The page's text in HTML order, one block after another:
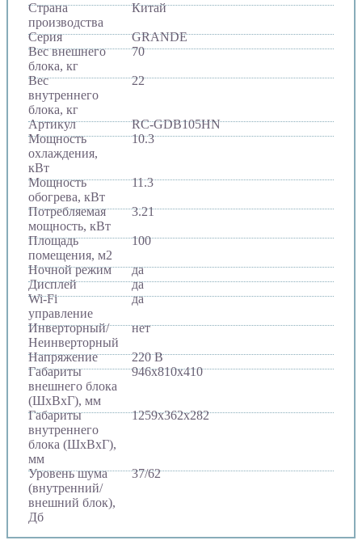
Страна
производства
Китай
Серия
GRANDE
Вес внешнего
блока, кг
70
Вес
внутреннего
блока, кг
22
Артикул
RC-GDB105HN
Мощность
охлаждения,
кВт
10.3
Мощность
обогрева, кВт
11.3
Потребляемая
мощность, кВт
3.21
Площадь
помещения, м2
100
Ночной режим
да
Дисплей
да
Wi-Fi
управление
да
Инверторный/
Неинверторный
нет
Напряжение
220 В
Габариты
внешнего блока
(ШхВхГ), мм
946х810х410
Габариты
внутреннего
блока (ШхВхГ),
мм
1259х362х282
Уровень шума
(внутренний/
внешний блок),
Дб
37/62